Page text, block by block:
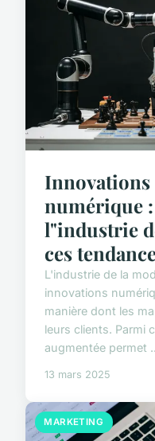
numérique
l"industrie
ces
L'industrie de la
innovations
manière dont les
leurs clients. Parmi
augmentée permet
13 mars 2025
MARKETING